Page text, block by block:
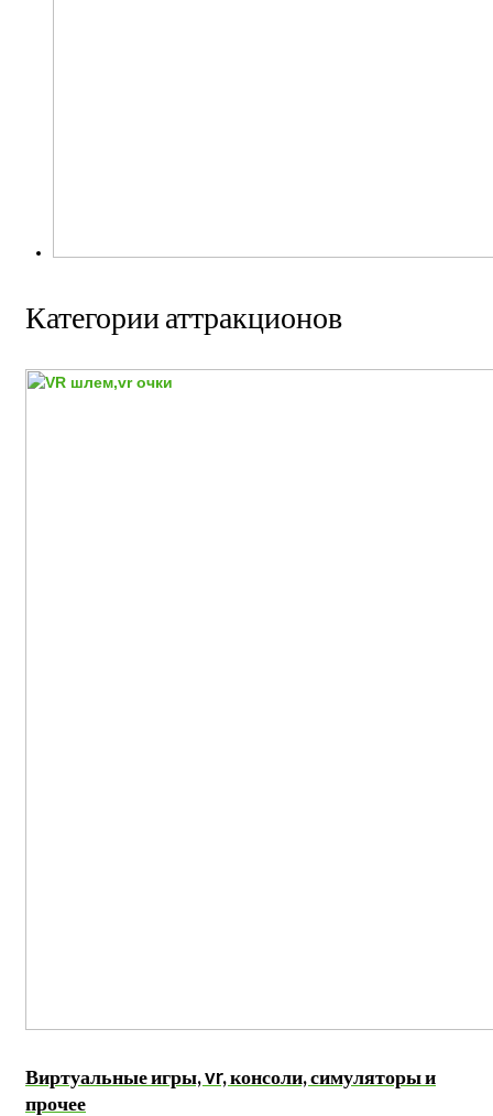
Категории аттракционов
Виртуальные игры, vr, консоли, симуляторы и
прочее